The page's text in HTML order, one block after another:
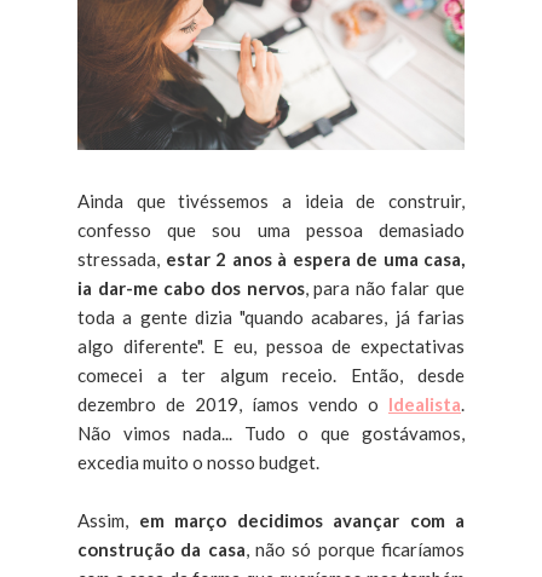
Ainda que tivéssemos a ideia de construir,
confesso que sou uma pessoa demasiado
stressada, estar 2 anos à espera de uma casa,
ia dar-me cabo dos nervos, para não falar que
toda a gente dizia "quando acabares, já farias
algo diferente". E eu, pessoa de expectativas
comecei a ter algum receio. Então, desde
dezembro de 2019, íamos vendo o Idealista.
Não vimos nada... Tudo o que gostávamos,
excedia muito o nosso budget.
Assim, em março decidimos avançar com a
construção da casa, não só porque ficaríamos